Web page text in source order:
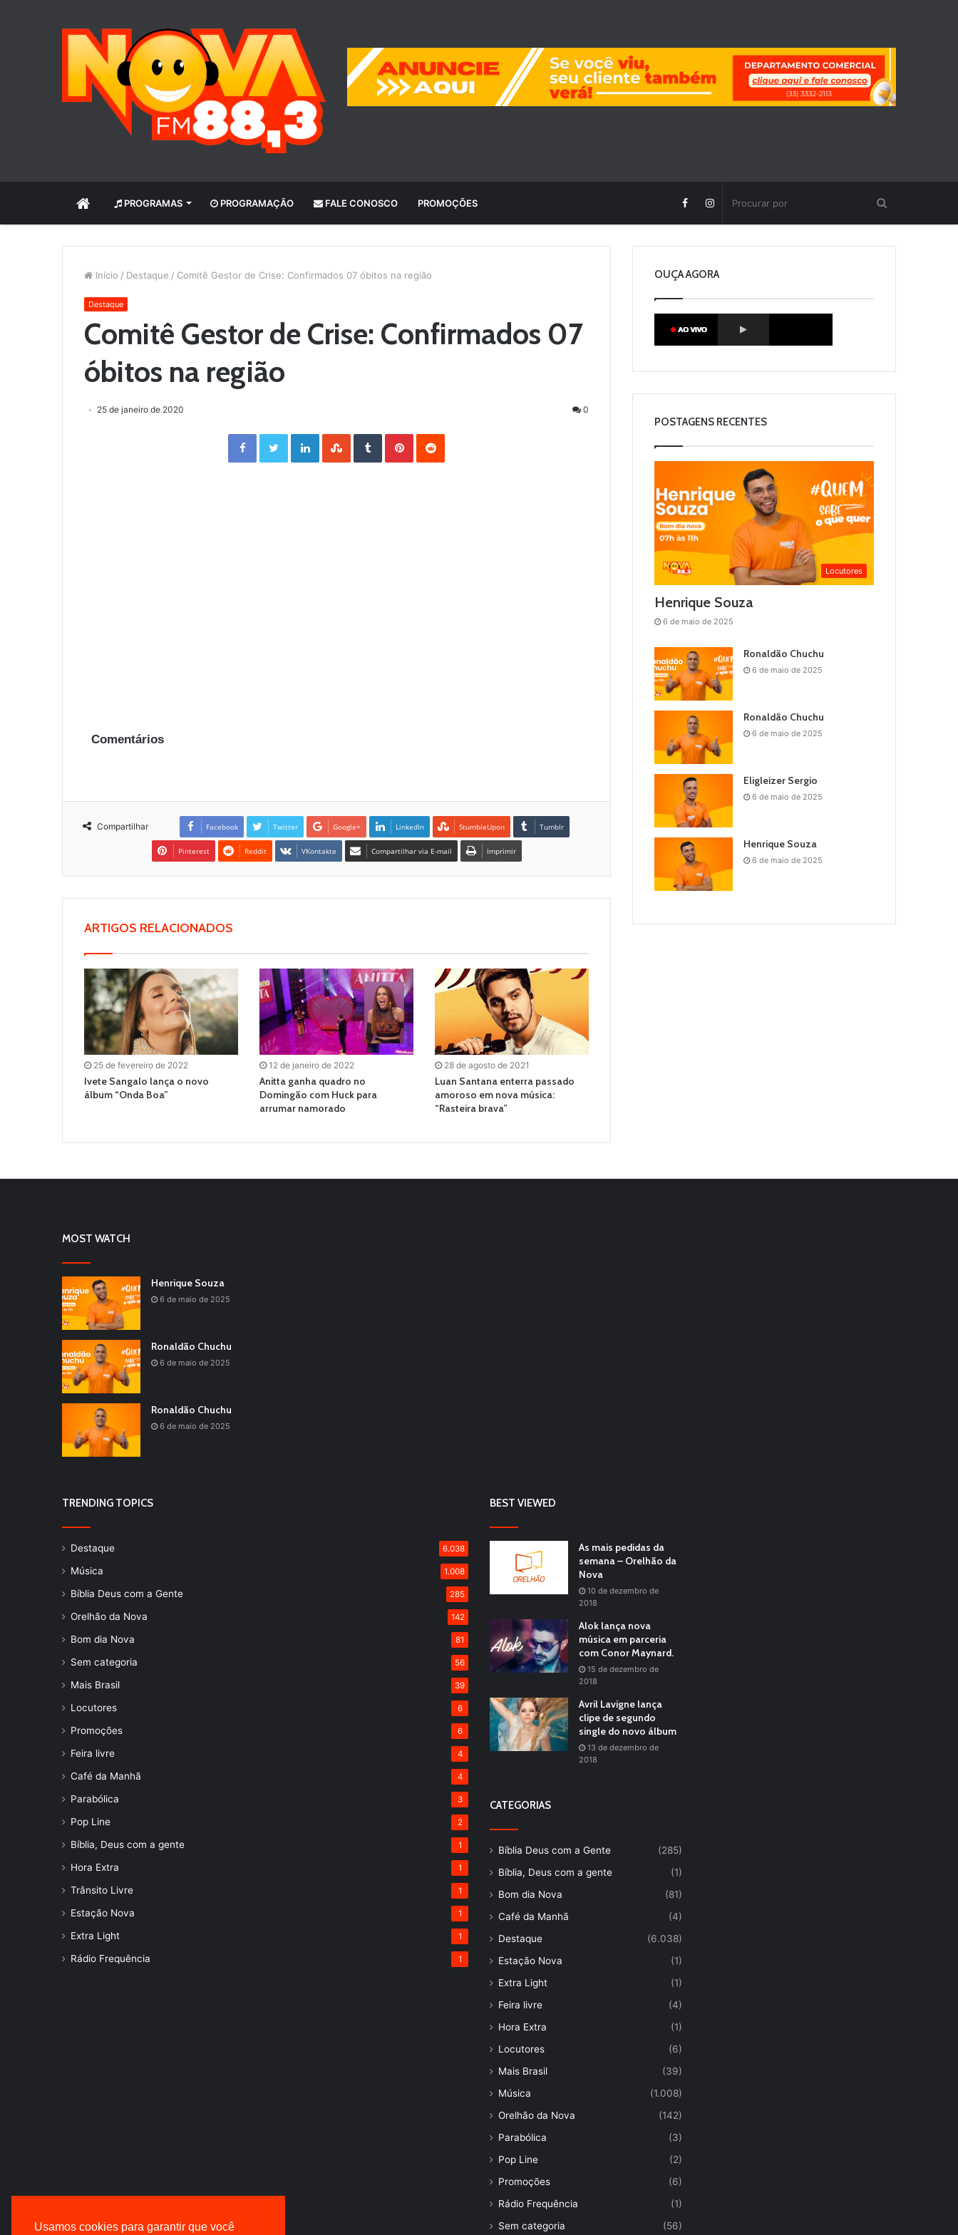
Usamos cookies para garantir que você
INÍCIO PROGRAMAS PROGRAMAÇÃO FALE CONOSCO PROMOÇÕES
Início / Destaque / Comitê Gestor de Crise: Confirmados 07 óbitos na região
Destaque
Comitê Gestor de Crise: Confirmados 07
óbitos na região
25 de janeiro de 2020 0
Facebook Twitter LinkedIn StumbleUpon Tumblr Pinterest
Comentários
Compartilhar Facebook Twitter Google+ LinkedIn StumbleUpon Tumblr
Pinterest Reddit VKontakte Compartilhar via E-mail Imprimir
ARTIGOS RELACIONADOS
25 de fevereiro de 2022
Ivete Sangalo lança o novo
álbum “Onda Boa”
12 de janeiro de 2022
Anitta ganha quadro no
Domingão com Huck para
arrumar namorado
28 de agosto de 2021
Luan Santana enterra passado
amoroso em nova música:
“Rasteira brava”
OUÇA AGORA
POSTAGENS RECENTES
Locutores
Henrique Souza
6 de maio de 2025
Ronaldão Chuchu
6 de maio de 2025
Ronaldão Chuchu
6 de maio de 2025
Eligleizer Sergio
6 de maio de 2025
Henrique Souza
6 de maio de 2025
MOST WATCH
Henrique Souza
6 de maio de 2025
Ronaldão Chuchu
6 de maio de 2025
Ronaldão Chuchu
6 de maio de 2025
TRENDING TOPICS
Destaque 6.038
Música 1.008
Bíblia Deus com a Gente 285
Orelhão da Nova 142
Bom dia Nova 81
Sem categoria 56
Mais Brasil 39
Locutores 6
Promoções 6
Feira livre 4
Café da Manhã 4
Parabólica 3
Pop Line 2
Bíblia, Deus com a gente 1
Hora Extra 1
Trânsito Livre 1
Estação Nova 1
Extra Light 1
Rádio Frequência 1
BEST VIEWED
As mais pedidas da
semana – Orelhão da
Nova
10 de dezembro de
2018
Alok lança nova
música em parceria
com Conor Maynard.
15 de dezembro de
2018
Avril Lavigne lança
clipe de segundo
single do novo álbum
13 de dezembro de
2018
CATEGORIAS
Bíblia Deus com a Gente
(285)
Bíblia, Deus com a gente
(1)
Bom dia Nova
(81)
Café da Manhã
(4)
Destaque
(6.038)
Estação Nova
(1)
Extra Light
(1)
Feira livre
(4)
Hora Extra
(1)
Locutores
(6)
Mais Brasil
(39)
Música
(1.008)
Orelhão da Nova
(142)
Parabólica
(3)
Pop Line
(2)
Promoções
(6)
Rádio Frequência
(1)
Sem categoria
(56)